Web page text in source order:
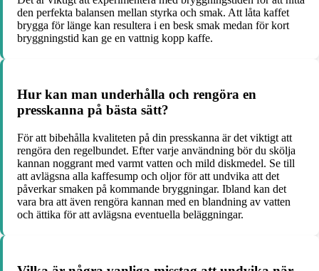
den perfekta balansen mellan styrka och smak. Att låta kaffet
brygga för länge kan resultera i en besk smak medan för kort
bryggningstid kan ge en vattnig kopp kaffe.
Hur kan man underhålla och rengöra en
presskanna på bästa sätt?
För att bibehålla kvaliteten på din presskanna är det viktigt att
rengöra den regelbundet. Efter varje användning bör du skölja
kannan noggrant med varmt vatten och mild diskmedel. Se till
att avlägsna alla kaffesump och oljor för att undvika att det
påverkar smaken på kommande bryggningar. Ibland kan det
vara bra att även rengöra kannan med en blandning av vatten
och ättika för att avlägsna eventuella beläggningar.